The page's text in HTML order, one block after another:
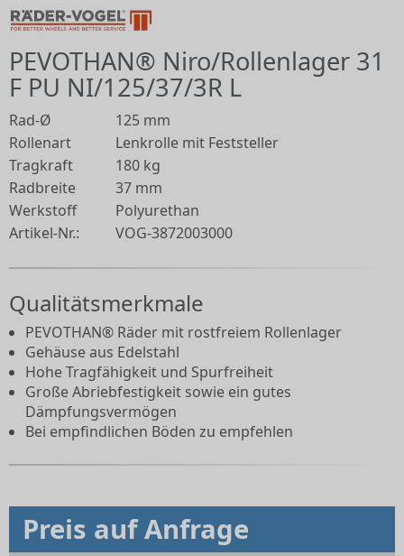
PEVOTHAN® Niro/Rollenlager 31
F PU NI/125/37/3R L
Rad-Ø
125 mm
Rollenart
Lenkrolle mit Feststeller
Tragkraft
180 kg
Radbreite
37 mm
Werkstoff
Polyurethan
Artikel-Nr.:
VOG-3872003000
Qualitätsmerkmale
PEVOTHAN® Räder mit rostfreiem Rollenlager
Gehäuse aus Edelstahl
Hohe Tragfähigkeit und Spurfreiheit
Große Abriebfestigkeit sowie ein gutes
Dämpfungsvermögen
Bei empfindlichen Böden zu empfehlen
Preis auf Anfrage